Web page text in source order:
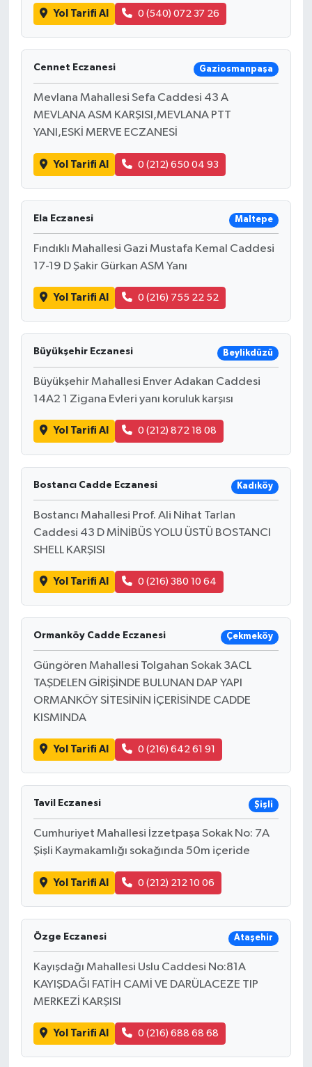
Yol Tarifi Al 0 (540) 072 37 26
Cennet Eczanesi Gaziosmanpaşa
Mevlana Mahallesi Sefa Caddesi 43 A
MEVLANA ASM KARŞISI,MEVLANA PTT
YANI,ESKİ MERVE ECZANESİ
Yol Tarifi Al 0 (212) 650 04 93
Ela Eczanesi Maltepe
Fındıklı Mahallesi Gazi Mustafa Kemal Caddesi
17-19 D Şakir Gürkan ASM Yanı
Yol Tarifi Al 0 (216) 755 22 52
Büyükşehir Eczanesi Beylikdüzü
Büyükşehir Mahallesi Enver Adakan Caddesi
14A2 1 Zigana Evleri yanı koruluk karşısı
Yol Tarifi Al 0 (212) 872 18 08
Bostancı Cadde Eczanesi Kadıköy
Bostancı Mahallesi Prof. Ali Nihat Tarlan
Caddesi 43 D MİNİBÜS YOLU ÜSTÜ BOSTANCI
SHELL KARŞISI
Yol Tarifi Al 0 (216) 380 10 64
Ormanköy Cadde Eczanesi Çekmeköy
Güngören Mahallesi Tolgahan Sokak 3ACL
TAŞDELEN GİRİŞİNDE BULUNAN DAP YAPI
ORMANKÖY SİTESİNİN İÇERİSİNDE CADDE
KISMINDA
Yol Tarifi Al 0 (216) 642 61 91
Tavil Eczanesi Şişli
Cumhuriyet Mahallesi İzzetpaşa Sokak No: 7A
Şişli Kaymakamlığı sokağında 50m içeride
Yol Tarifi Al 0 (212) 212 10 06
Özge Eczanesi Ataşehir
Kayışdağı Mahallesi Uslu Caddesi No:81A
KAYIŞDAĞI FATİH CAMİ VE DARÜLACEZE TIP
MERKEZİ KARŞISI
Yol Tarifi Al 0 (216) 688 68 68